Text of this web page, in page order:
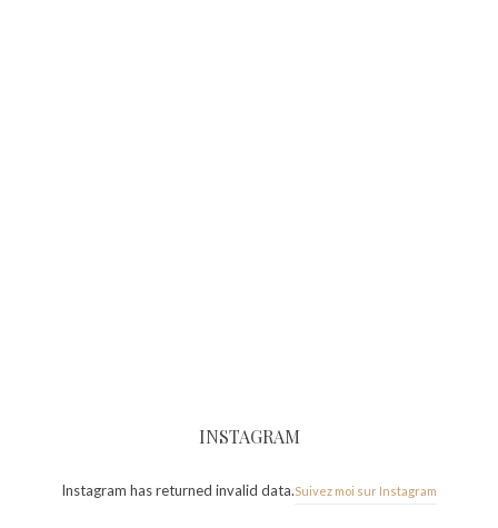
INSTAGRAM
Instagram has returned invalid data.Suivez moi sur Instagram